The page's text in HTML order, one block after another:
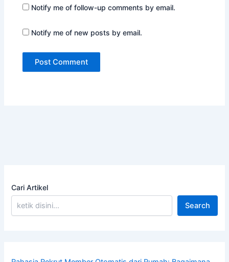
Notify me of follow-up comments by email.
Notify me of new posts by email.
Cari Artikel
Search